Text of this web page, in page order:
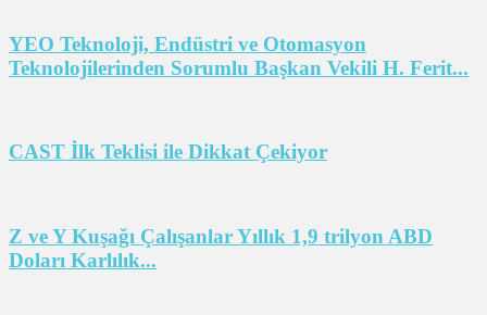
YEO Teknoloji, Endüstri ve Otomasyon
Teknolojilerinden Sorumlu Başkan Vekili H. Ferit...
CAST İlk Teklisi ile Dikkat Çekiyor
Z ve Y Kuşağı Çalışanlar Yıllık 1,9 trilyon ABD
Doları Karlılık...